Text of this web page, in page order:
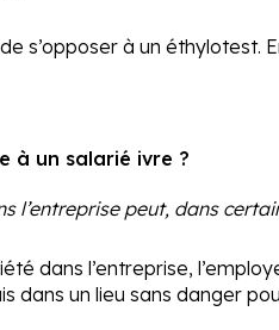
s’opposer à un éthylotest.
à un salarié ivre ?
l’entreprise peut, dans
dans l’entreprise,
dans un lieu sans danger